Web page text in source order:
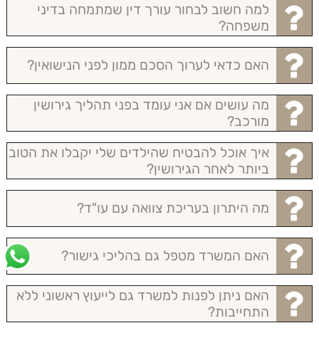
למה חשוב לבחור עורך דין שמתמחה בדיני
משפחה?
האם כדאי לערוך הסכם ממון לפני הנישואין?
מה עושים אם אני עומד בפני תהליך גירושין
מורכב?
איך אוכל להבטיח שהילדים שלי יקבלו את הטוב
ביותר לאחר הגירושין?
מה היתרון בעריכת צוואה עם עו"ד?
האם המשרד מטפל גם בהליכי גישור?
האם ניתן לפנות למשרד גם לייעוץ ראשוני ללא
התחייבות?